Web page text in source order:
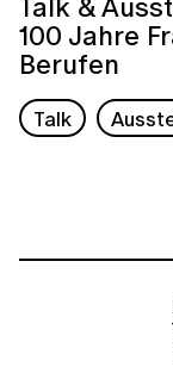
100 Jahre
Berufen
Talk